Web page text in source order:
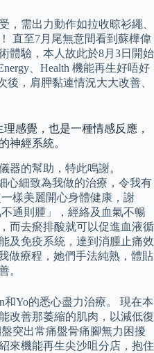
，需出力動作如拉收晾衫繩、
直至7月尾無意間看到蘇樺偉
體驗，本人故此於8月3日開始
、Health 機能再生好唔好
後，肩胛黏連情況大大改善、
感覺，也是一種情感反應，
神經系統。
器的幫助，特此鳴謝。
心細致為我做的治療，令我有
樣美麗開心身體健康，謝
通則腫」，經絡及血氣不暢
而去瘀排酸就可以促進血液循
及免疫系統，達到消腫止痛效
做療程，她們手法純熟，體貼
。
Yo的悉心盡力治療。 現在本
改善那萎縮的肌肉，以減低復
突出常痛盤骨痛腳無力困擾
來機能再生尖沙咀分店，抱住